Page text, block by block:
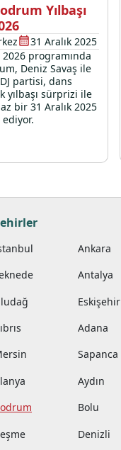
Yılbaşı
31 Aralık 2025
2026 programında
Deniz Savaş ile
partisi, dans
yılbaşı sürprizi ile
bir 31 Aralık 2025
Ankara
Antalya
Eskişehir
Adana
Sapanca
Aydın
Bolu
Denizli